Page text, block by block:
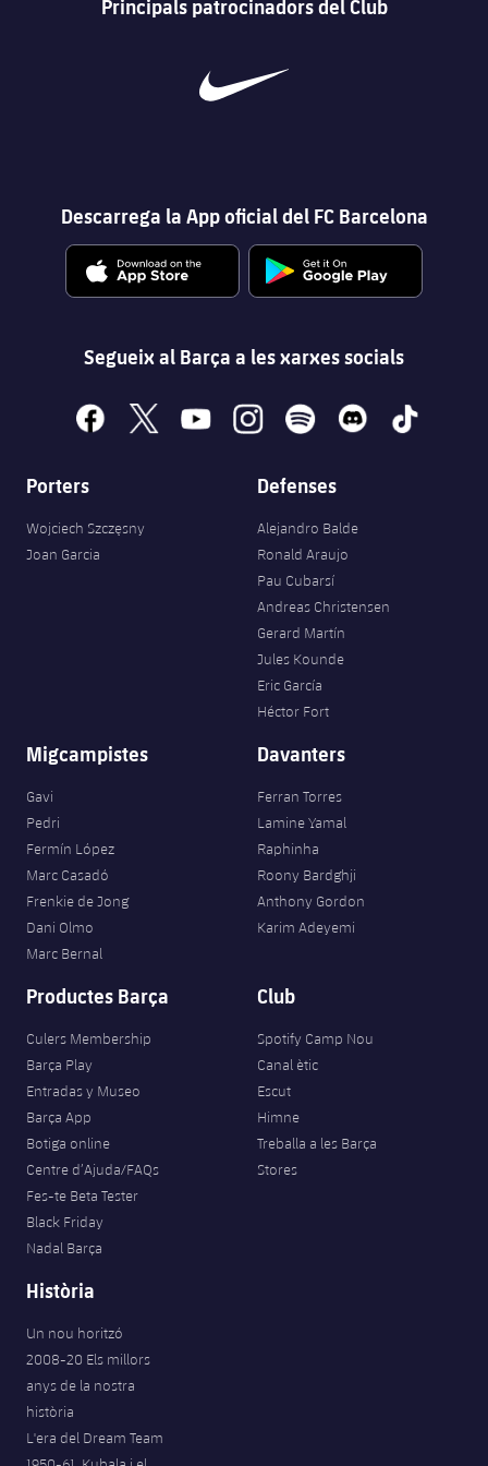
Principals patrocinadors del Club
Descarrega la App oficial del FC Barcelona
Segueix al Barça a les xarxes socials
facebook
x youtubeinstagramspotify discord tiktok
Porters
Wojciech Szczęsny
Joan Garcia
Defenses
Alejandro Balde
Ronald Araujo
Pau Cubarsí
Andreas Christensen
Gerard Martín
Jules Kounde
Eric García
Héctor Fort
Migcampistes
Gavi
Pedri
Fermín López
Marc Casadó
Frenkie de Jong
Dani Olmo
Marc Bernal
Davanters
Ferran Torres
Lamine Yamal
Raphinha
Roony Bardghji
Anthony Gordon
Karim Adeyemi
Productes Barça
Culers Membership
Barça Play
Entradas y Museo
Barça App
Botiga online
Centre d’Ajuda/FAQs
Fes-te Beta Tester
Black Friday
Nadal Barça
Club
Spotify Camp Nou
Canal ètic
Escut
Himne
Treballa a les Barça
Stores
Història
Un nou horitzó
2008-20 Els millors
anys de la nostra
història
L'era del Dream Team